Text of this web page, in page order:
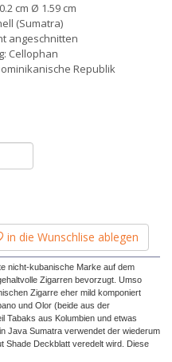
cm Ø 1.59 cm
(Sumatra)
angeschnitten
Cellophan
Republik
in die Wunschlise ablegen
nicht-kubanische Marke auf dem
Zigarren bevorzugt. Umso
Zigarre eher mild komponiert
und Olor (beide aus der
Tabaks aus Kolumbien und etwas
Java Sumatra verwendet der wiederum
Shade Deckblatt veredelt wird. Diese